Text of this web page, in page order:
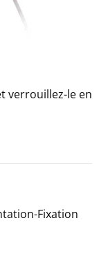
verrouillez-le en